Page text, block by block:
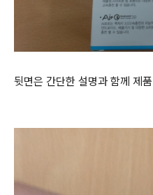
뒷면은 간단한 설명과 함께 제